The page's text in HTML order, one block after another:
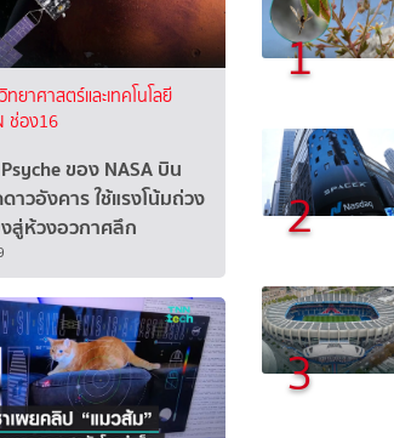
ทยาศาสตร์และเทคโนโลยี
ช่อง16
ของ NASA บิน
าวอังคาร ใช้แรงโน้มถ่วง
งสู่ห้วงอวกาศลึก
1
2
3